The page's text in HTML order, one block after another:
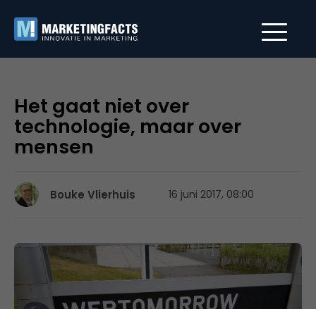
Het gaat niet over
technologie, maar over
mensen
Bouke Vlierhuis 16 juni 2017, 08:00